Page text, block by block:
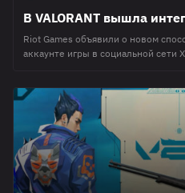
В VALORANT вышла
Riot Games объявили о новом
аккаунте игры в социальной сети
матчей. Известно, что после
мессенджера будет появляться
удастся насладиться только тем,